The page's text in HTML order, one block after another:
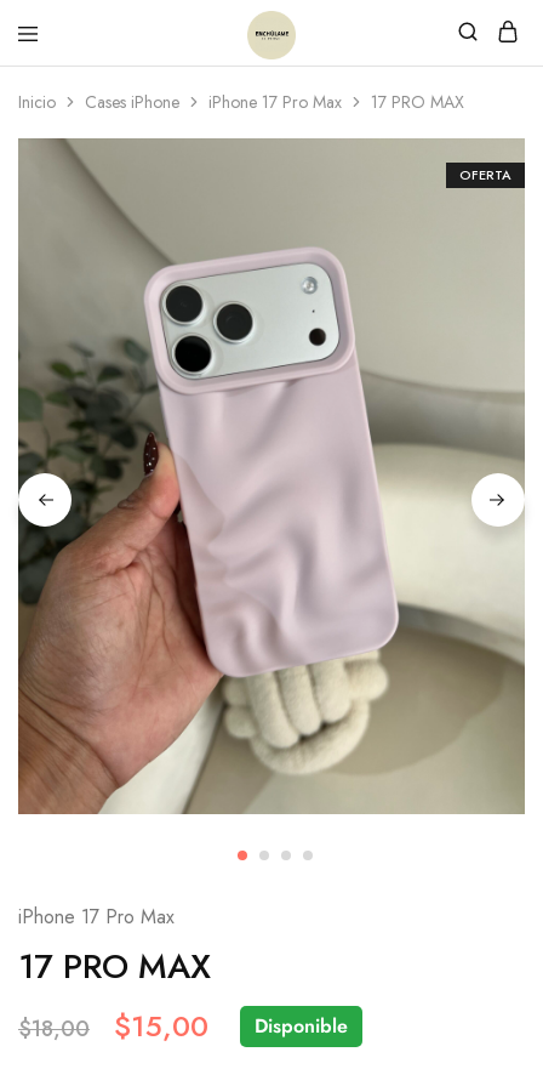
Inicio Cases iPhone iPhone 17 Pro Max 17 PRO MAX
OFERTA
iPhone 17 Pro Max
17 PRO MAX
$18,00 $15,00 Disponible